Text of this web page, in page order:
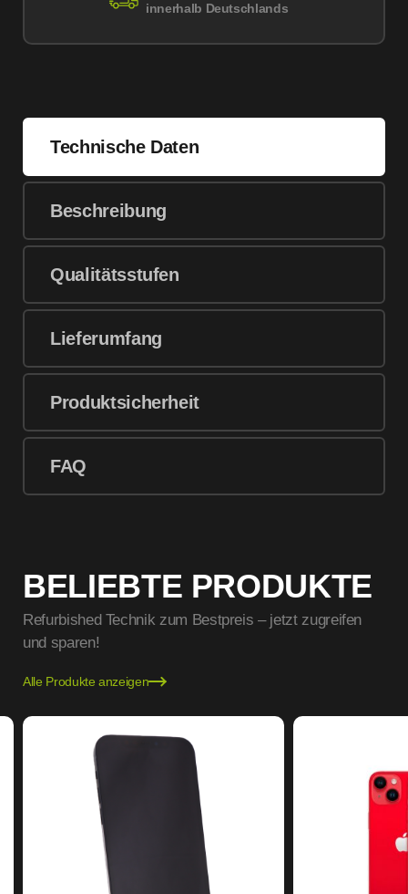
innerhalb Deutschlands
Technische Daten
Beschreibung
Qualitätsstufen
Lieferumfang
Produktsicherheit
FAQ
BELIEBTE PRODUKTE
Refurbished Technik zum Bestpreis – jetzt zugreifen
und sparen!
Alle Produkte anzeigen